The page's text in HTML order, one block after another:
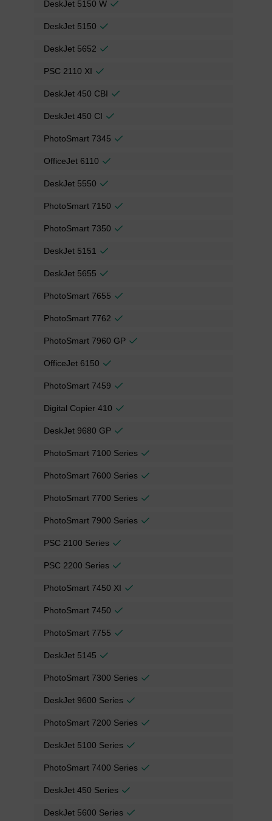
DeskJet 5150 W
DeskJet 5150
DeskJet 5652
PSC 2110 XI
DeskJet 450 CBI
DeskJet 450 CI
PhotoSmart 7345
OfficeJet 6110
DeskJet 5550
PhotoSmart 7150
PhotoSmart 7350
DeskJet 5151
DeskJet 5655
PhotoSmart 7655
PhotoSmart 7762
PhotoSmart 7960 GP
OfficeJet 6150
PhotoSmart 7459
Digital Copier 410
DeskJet 9680 GP
PhotoSmart 7100 Series
PhotoSmart 7600 Series
PhotoSmart 7700 Series
PhotoSmart 7900 Series
PSC 2100 Series
PSC 2200 Series
PhotoSmart 7450 XI
PhotoSmart 7450
PhotoSmart 7755
DeskJet 5145
PhotoSmart 7300 Series
DeskJet 9600 Series
PhotoSmart 7200 Series
DeskJet 5100 Series
PhotoSmart 7400 Series
DeskJet 450 Series
DeskJet 5600 Series